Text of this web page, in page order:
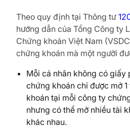
Theo quy định tại Thông tư
hướng dẫn của Tổng Công ty
Chứng khoán Việt Nam
chứng khoán mà một người
Mỗi cá nhân không có giấy
chứng khoán chỉ được mở
khoán tại mỗi công ty
nhưng có thể mở nhiều tài
khác nhau.